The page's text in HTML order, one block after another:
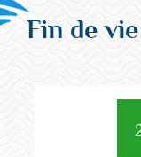
Fin de